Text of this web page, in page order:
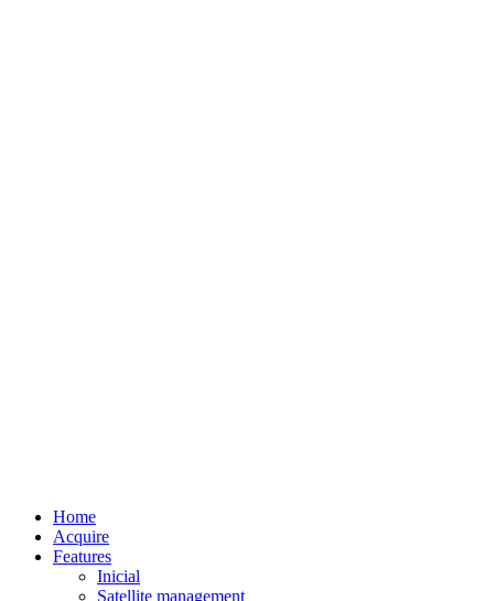
Home
Acquire
Features
Inicial
Satellite management